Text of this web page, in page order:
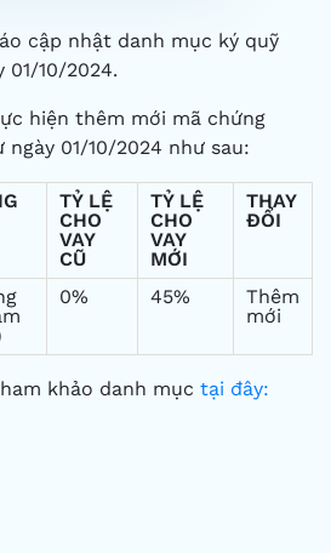
cập nhật danh mục ký quỹ
01/10/2024.
hiện thêm mới mã chứng
01/10/2024 như sau:
TỶ LỆ
CHO
VAY
CŨ
TỶ LỆ
CHO
VAY
MỚI
THAY
ĐỔI
0% 45%
Thêm
mới
khảo danh mục tại đây: